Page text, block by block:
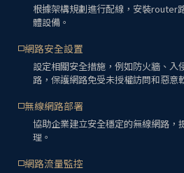
根據架構規劃進行配線，安裝router
體設備。
網路安全設置
設定相關安全措施，例如防火牆、入
路，保護網路免受未授權訪問和惡意
無線網路部署
協助企業建立安全穩定的無線網路，
理。
網路流量監控